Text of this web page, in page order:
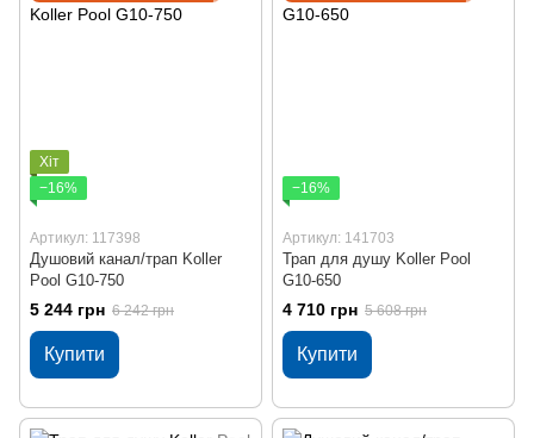
Хіт
−16%
Артикул: 117398
Душовий канал/трап Koller
Pool G10-750
5 244 грн 6 242 грн
Купити
−16%
Артикул: 141703
Трап для душу Koller Pool
G10-650
4 710 грн 5 608 грн
Купити